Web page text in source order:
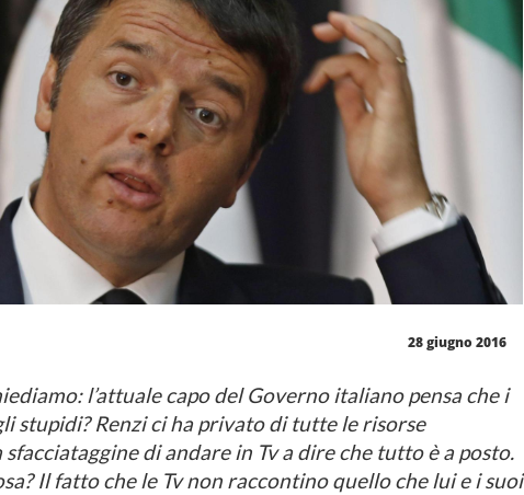
28 giugno 2016
l’attuale capo del Governo italiano pensa che i
stupidi? Renzi ci ha privato di tutte le risorse
di andare in Tv a dire che tutto è a posto.
Il fatto che le Tv non raccontino quello che lui e i suoi